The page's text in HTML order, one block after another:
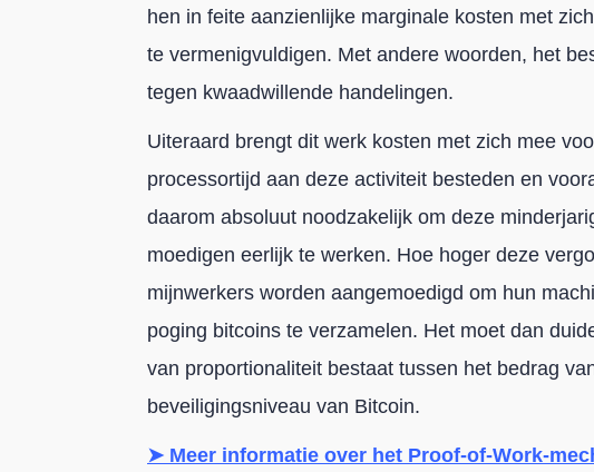
hen in feite aanzienlijke marginale kosten met
te vermenigvuldigen. Met andere woorden, het
tegen kwaadwillende handelingen.
Uiteraard brengt dit werk kosten met zich mee
processortijd aan deze activiteit besteden en
daarom absoluut noodzakelijk om deze
moedigen eerlijk te werken. Hoe hoger deze
mijnwerkers worden aangemoedigd om hun
poging bitcoins te verzamelen. Het moet dan
van proportionaliteit bestaat tussen het bedrag
beveiligingsniveau van Bitcoin.
➤ Meer informatie over het Proof-of-Work-